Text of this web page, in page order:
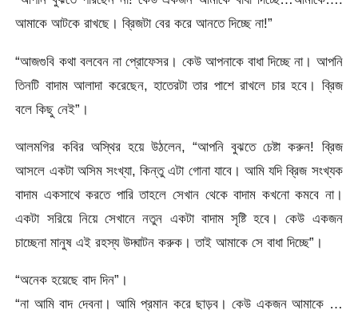
আমাকে আটকে রাখছে। ব্রিজটা বের করে আনতে দিচ্ছে না!”
“আজগুবি কথা বলবেন না প্রোফেসর। কেউ আপনাকে বাধা দিচ্ছে না। আপনি
তিনটি বাদাম আলাদা করেছেন, হাতেরটা তার পাশে রাখলে চার হবে। ব্রিজ
বলে কিছু নেই”।
আলমগির কবির অস্থির হয়ে উঠলেন, “আপনি বুঝতে চেষ্টা করুন! ব্রিজ
আসলে একটা অসিম সংখ্যা, কিন্তু এটা গোনা যাবে। আমি যদি ব্রিজ সংখ্যক
বাদাম একসাথে করতে পারি তাহলে সেখান থেকে বাদাম কখনো কমবে না।
একটা সরিয়ে নিয়ে সেখানে নতুন একটা বাদাম সৃষ্টি হবে। কেউ একজন
চাচ্ছেনা মানুষ এই রহস্য উদ্ঘাটন করুক। তাই আমাকে সে বাধা দিচ্ছে”।
“অনেক হয়েছে বাদ দিন”।
“না আমি বাদ দেবনা। আমি প্রমান করে ছাড়ব। কেউ একজন আমাকে …